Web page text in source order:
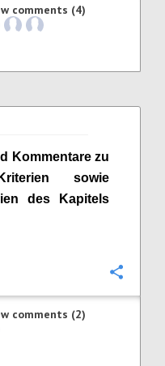
comments (4)
Kommentare zu
sowie
des Kapitels
comments (2)